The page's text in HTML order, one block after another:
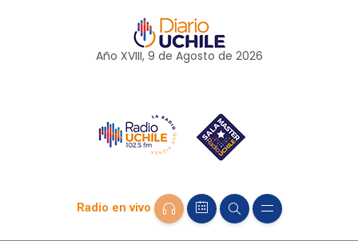
Año XVIII, 9 de Agosto de 2026
Radio en vivo